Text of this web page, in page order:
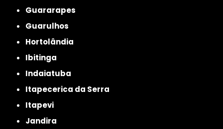
Guararapes
Guarulhos
Hortolândia
Ibitinga
Indaiatuba
Itapecerica da Serra
Itapevi
Jandira